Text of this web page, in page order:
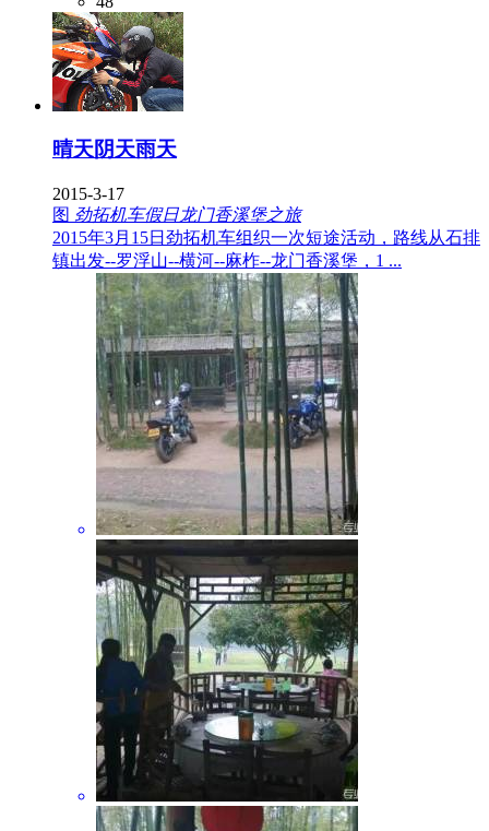
晴天阴天雨天
2015-3-17
图 劲拓机车假日龙门香溪堡之旅
2015年3月15日劲拓机车组织一次短途活动，路线从石排
镇出发--罗浮山--横河--麻柞--龙门香溪堡，1 ...